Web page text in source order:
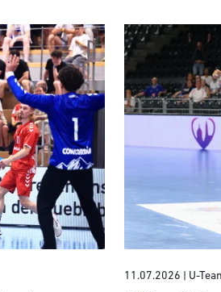
11.07.2026 | U-